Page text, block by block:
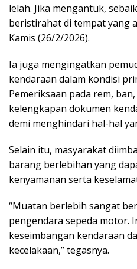
lelah. Jika mengantuk,
beristirahat di tempat yang
Kamis (26/2/2026).
Ia juga mengingatkan
kendaraan dalam kondisi
Pemeriksaan pada rem,
kelengkapan dokumen
demi menghindari hal-hal
Selain itu, masyarakat
barang berlebihan yang
kenyamanan serta
“Muatan berlebih sangat
pengendara sepeda motor.
keseimbangan kendaraan
kecelakaan,” tegasnya.